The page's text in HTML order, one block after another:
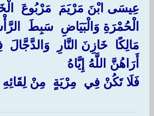
‏عِيسَى ابْنَ مَرْيَمَ ‏ ‏مَرْبُوعَ
الْحُمْرَةِ وَالْبَيَاضِ ‏ ‏سَبِطَ
‏مَالِكًا ‏ ‏خَازِنَ النَّارِ ‏ ‏وَالدَّجَّالَ
أَرَاهُنَّ اللَّهُ إِيَّاهُ ‏
‏فَلَا تَكُنْ فِي ‏ ‏مِرْيَةٍ ‏ ‏مِنْ لِقَائِهِ ‏